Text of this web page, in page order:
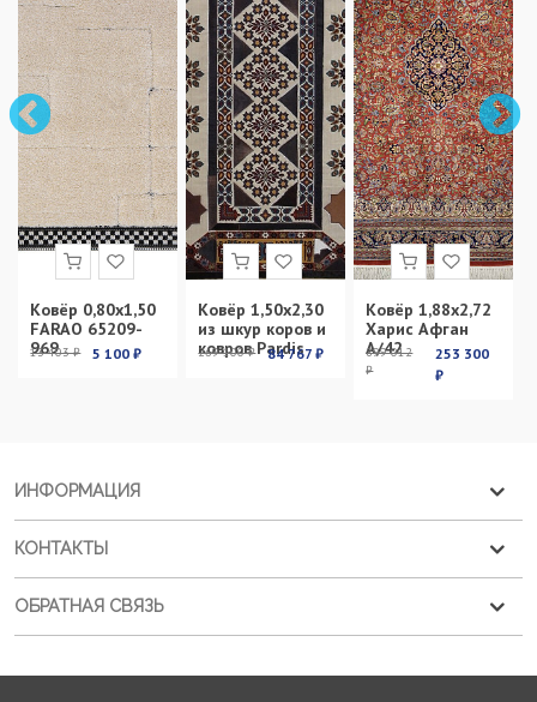
Ковёр 0,80х1,50
FARAO 65209-
969
13 403 ₽ 5 100 ₽
Ковёр 1,50х2,30
из шкур коров и
ковров Pardis
269 100 ₽ 84 767 ₽
Ковёр 1,88х2,72
Харис Афган
А/42
899 012
₽
253 300
₽
ИНФОРМАЦИЯ
КОНТАКТЫ
ОБРАТНАЯ СВЯЗЬ